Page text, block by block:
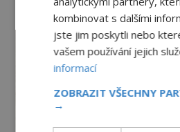
kombinovat s dalšími
jste jim poskytli nebo
vašem používání jejich
informací
ZOBRAZIT VŠECHNY
→